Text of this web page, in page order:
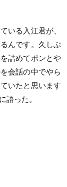
いる入江君が、
んです。久しぶ
詰めてポンとや
会話の中でやら
いたと思います
語った。